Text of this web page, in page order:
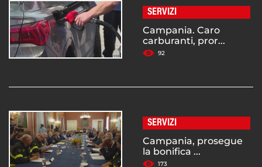
SERVIZI
Campania. Caro
carburanti, pror...
92
SERVIZI
Campania, prosegue
la bonifica ...
173